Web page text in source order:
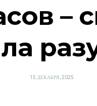
–
POSTED
15 ДЕКАБРЯ, 2025